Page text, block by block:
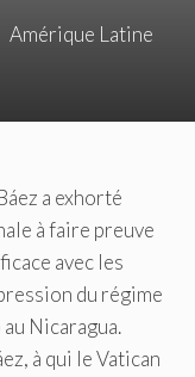
Amérique Latine
a exhorté
à faire preuve
avec les
du régime
Nicaragua.
à qui le Vatican